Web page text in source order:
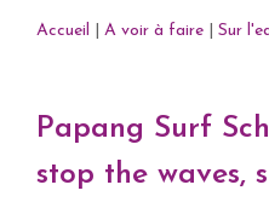
Accueil A voir à faire Sur
Papang Surf
stop the waves,